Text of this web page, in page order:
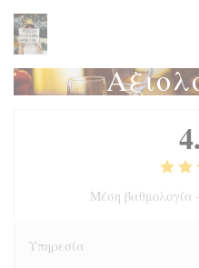
Πίνακας διαχείρισης
Μέση
Υπηρεσία